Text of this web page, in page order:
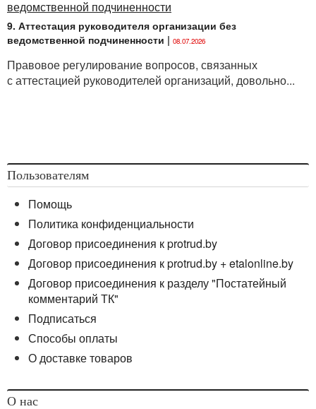
9. Аттестация руководителя организации без
ведомственной подчиненности | 08.07.2026
Правовое регулирование вопросов, связанных
с аттестацией руководителей организаций, довольно...
Пользователям
Помощь
Политика конфиденциальности
Договор присоединения к protrud.by
Договор присоединения к protrud.by + etalonline.by
Договор присоединения к разделу "Постатейный
комментарий ТК"
Подписаться
Способы оплаты
О доставке товаров
О нас